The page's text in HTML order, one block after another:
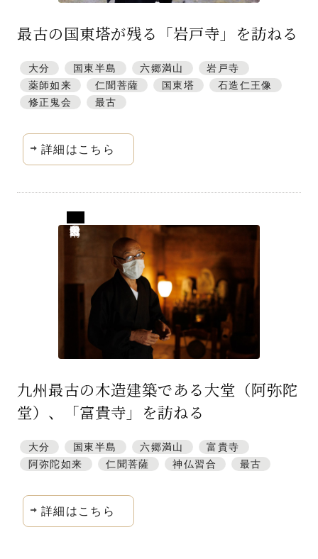
最古の国東塔が残る「岩戸寺」を訪ねる
大分 国東半島 六郷満山
岩戸寺
薬師如来
仁聞菩薩 国東塔
石造仁王像
修正鬼会
最古
詳細はこちら
九州最古の木造建築である大堂（阿弥陀
堂）、「富貴寺」を訪ねる
大分 国東半島 六郷満山
富貴寺
阿弥陀如来
仁聞菩薩 神仏習合 最古
詳細はこちら